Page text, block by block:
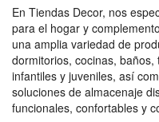
En Tiendas Decor, nos
para el hogar y
una amplia variedad de
dormitorios, cocinas,
infantiles y juveniles, así
soluciones de almacenaje
funcionales, confortables y